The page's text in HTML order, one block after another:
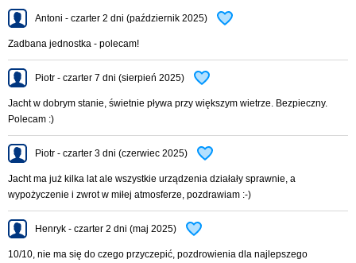
Antoni - czarter 2 dni (październik 2025)
Zadbana jednostka - polecam!
Piotr - czarter 7 dni (sierpień 2025)
Jacht w dobrym stanie, świetnie pływa przy większym wietrze. Bezpieczny.
Polecam :)
Piotr - czarter 3 dni (czerwiec 2025)
Jacht ma już kilka lat ale wszystkie urządzenia działały sprawnie, a
wypożyczenie i zwrot w miłej atmosferze, pozdrawiam :-)
Henryk - czarter 2 dni (maj 2025)
10/10, nie ma się do czego przyczepić, pozdrowienia dla najlepszego